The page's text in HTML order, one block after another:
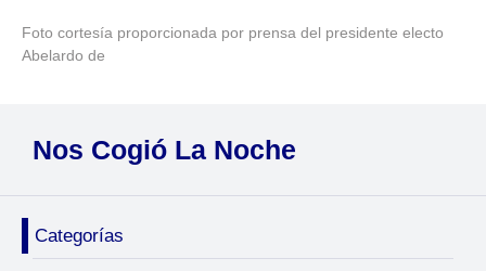
Foto cortesía proporcionada por prensa del presidente electo
Abelardo de
Nos Cogió La Noche
Categorías